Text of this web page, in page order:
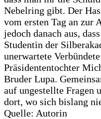
Nebelring gibt. Der
vom ersten Tag an zur
jedoch danach aus,
Studentin der
unerwartete
Präsidententochter
Bruder Lupa.
auf ungestellte Fragen
dort, wo sich bislang
Quelle: Autorin